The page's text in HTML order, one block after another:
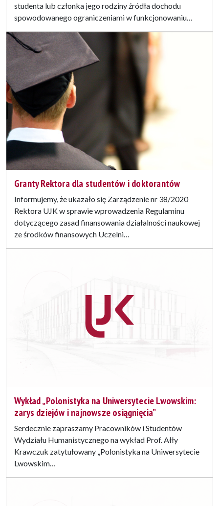
studenta lub członka jego rodziny źródła dochodu
spowodowanego ograniczeniami w funkcjonowaniu…
Granty Rektora dla studentów i doktorantów
Informujemy, że ukazało się Zarządzenie nr 38/2020
Rektora UJK w sprawie wprowadzenia Regulaminu
dotyczącego zasad finansowania działalności naukowej
ze środków finansowych Uczelni…
Wykład „Polonistyka na Uniwersytecie Lwowskim:
zarys dziejów i najnowsze osiągnięcia”
Serdecznie zapraszamy Pracowników i Studentów
Wydziału Humanistycznego na wykład Prof. Ałły
Krawczuk zatytułowany „Polonistyka na Uniwersytecie
Lwowskim…